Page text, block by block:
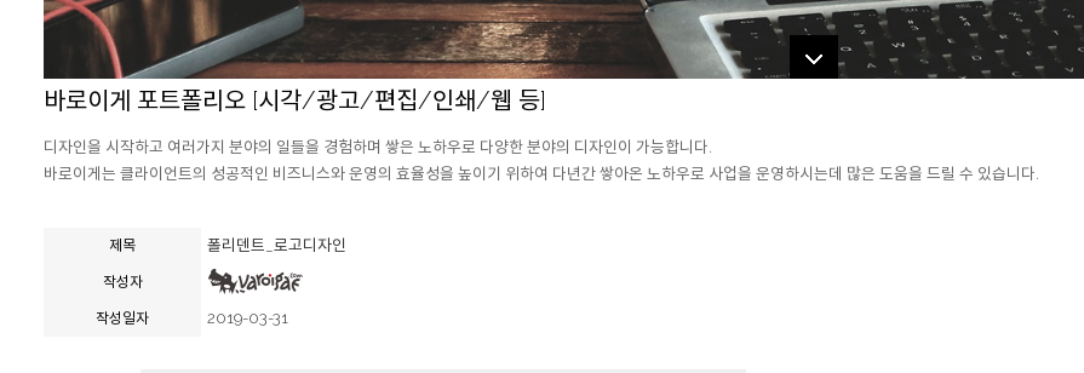
바로이게 포트폴리오 [시각/광고/편집/인쇄/웹 등]
디자인을 시작하고 여러가지 분야의 일들을 경험하며 쌓은 노하우로 다양한 분야의 디자인이 가능합니다.
바로이게는 클라이언트의 성공적인 비즈니스와 운영의 효율성을 높이기 위하여 다년간 쌓아온 노하우로 사업을 운영하시는데 많은 도움을 드릴 수 있습니다.
제목 폴리덴트_로고디자인
작성자
작성일자 2019-03-31